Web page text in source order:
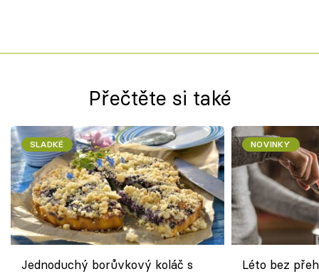
Přečtěte si také
SLADKÉ
Jednoduchý borůvkový koláč s
NOVINKY
Léto bez